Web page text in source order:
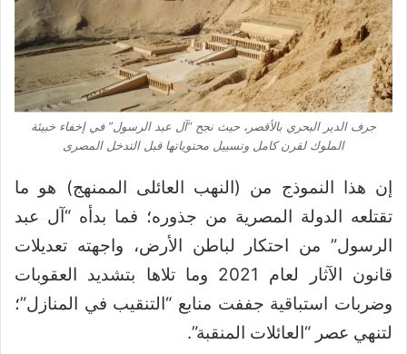
جرف الدير البحري بالأقصر، حيث نجح “آل عبد الرسول” في إخفاء خبيئة
الملوك لقرن كامل وتسييل محتوياتها قبل التدخل المصرى
إن هذا النموذج من (النهب العائلى الممنهج) هو ما
تقتلعه الدولة المصرية من جذوره؛ فما بدأه “آل عبد
الرسول” من احتكار لباطن الأرض، واجهته تعديلات
قانون الآثار لعام 2021 وما تلاها بتشديد العقوبات
وضربات استباقية جففت منابع “التنقيب في المنازل”؛
لتنهي عصر “العائلات المنقبة”.